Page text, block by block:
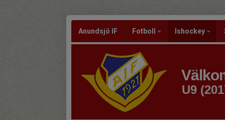
Anundsjö IF Fotboll Ishockey
U9